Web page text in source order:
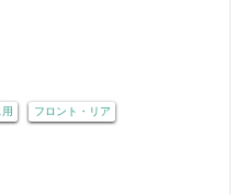
フロント・リア